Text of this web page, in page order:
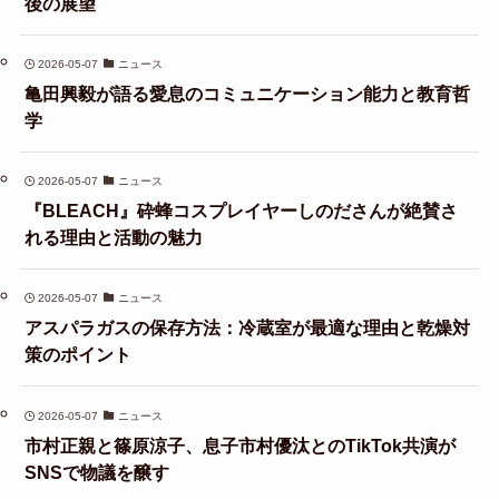
2026-05-07 ニュース
亀田興毅が語る愛息のコミュニケーション能力と教育哲
学
2026-05-07 ニュース
『BLEACH』砕蜂コスプレイヤーしのださんが絶賛さ
れる理由と活動の魅力
2026-05-07 ニュース
アスパラガスの保存方法：冷蔵室が最適な理由と乾燥対
策のポイント
2026-05-07 ニュース
市村正親と篠原涼子、息子市村優汰とのTikTok共演が
SNSで物議を醸す